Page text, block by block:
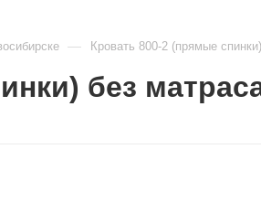
— Кровать 800-2 (прямые
без